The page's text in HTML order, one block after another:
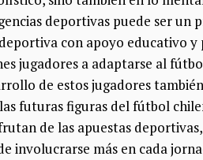
deportivas puede ser un
con apoyo educativo y
jugadores a adaptarse al
de estos jugadores
futuras figuras del fútbol
de las apuestas
involucrarse más en cada